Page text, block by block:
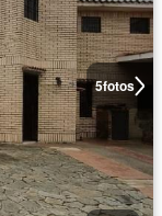
5fotos